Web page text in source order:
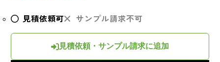
見積依頼可 サンプル請求不可
見積依頼・サンプル請求に追加